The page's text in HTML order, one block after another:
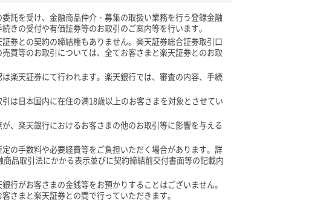
託を受け、金融商品仲介・募集の取扱い業務を行う登録金融
きの受付や有価証券等のお取引のご案内等を行います。
券との契約の締結権もありません。楽天証券総合証券取引口
買等のお取引については、全てお客さまと楽天証券とのお取
楽天証券にて行われます。楽天銀行では、審査の内容、手続
は日本国内に在住の満18歳以上のお客さまを対象とさせてい
、楽天銀行におけるお客さまの他のお取引等に影響を与える
の手数料や必要経費等をご負担いただく場合があります。詳
品取引法にかかる表示並びに契約締結前交付書面等の記載内
行がお客さまの金銭等をお預かりすることはございません。
さまと楽天証券との間で行っていただきます。